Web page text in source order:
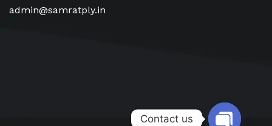
admin@samratply.in
Contact us